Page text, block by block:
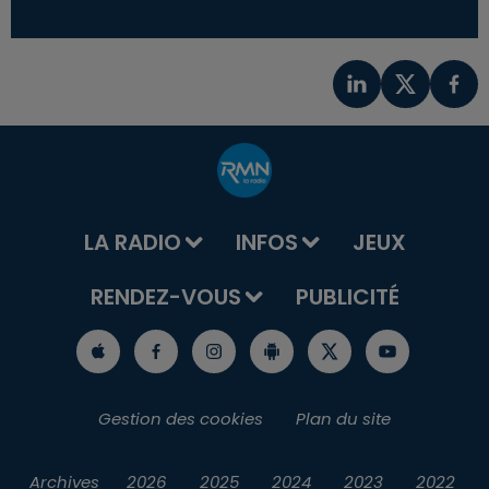
LA RADIO INFOS
JEUX
RENDEZ-VOUS
PUBLICITÉ
Gestion des cookies Plan du site
Archives 2026 2025 2024 2023 2022